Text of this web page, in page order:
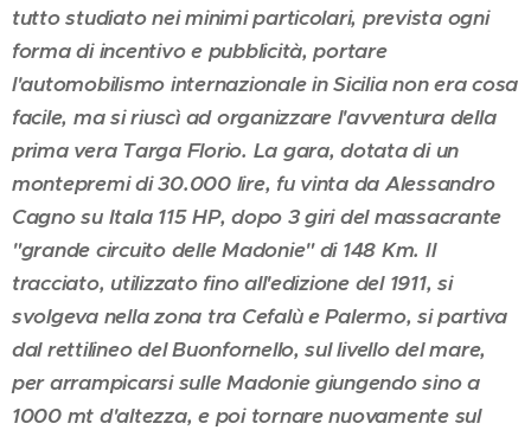
tutto studiato nei minimi particolari, prevista ogni
forma di incentivo e pubblicità, portare
l'automobilismo internazionale in Sicilia non era cosa
facile, ma si riuscì ad organizzare l'avventura della
prima vera Targa Florio. La gara, dotata di un
montepremi di 30.000 lire, fu vinta da Alessandro
Cagno su Itala 115 HP, dopo 3 giri del massacrante
"grande circuito delle Madonie" di 148 Km. Il
tracciato, utilizzato fino all'edizione del 1911, si
svolgeva nella zona tra Cefalù e Palermo, si partiva
dal rettilineo del Buonfornello, sul livello del mare,
per arrampicarsi sulle Madonie giungendo sino a
1000 mt d'altezza, e poi tornare nuovamente sul